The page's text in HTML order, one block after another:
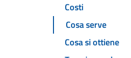
Costi
Cosa serve
Cosa si ottiene